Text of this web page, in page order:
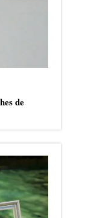
de